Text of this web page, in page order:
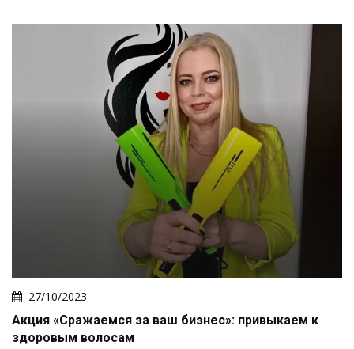
27/10/2023
Акция «Сражаемся за ваш бизнес»: привыкаем к
здоровым волосам